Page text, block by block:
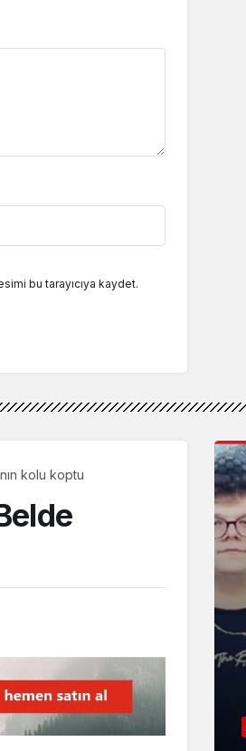
bu tarayıcıya kaydet.
kolu koptu